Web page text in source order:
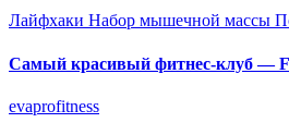
Лайфхаки Набор мышечной массы
Самый красивый фитнес-клуб —
evaprofitness